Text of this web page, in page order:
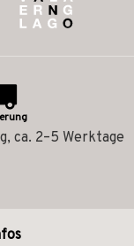
ca. 2–5 Werktage